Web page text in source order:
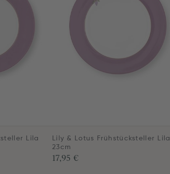
Lila
Lily & Lotus Frühstücksteller Lila
23cm
17,95 €